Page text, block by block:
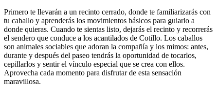
Primero te llevarán a un recinto cerrado, donde te familiarizarás con
tu caballo y aprenderás los movimientos básicos para guiarlo a
donde quieras. Cuando te sientas listo, dejarás el recinto y recorrerás
el sendero que conduce a los acantilados de Cotillo. Los caballos
son animales sociables que adoran la compañía y los mimos: antes,
durante y después del paseo tendrás la oportunidad de tocarlos,
cepillarlos y sentir el vínculo especial que se crea con ellos.
Aprovecha cada momento para disfrutar de esta sensación
maravillosa.